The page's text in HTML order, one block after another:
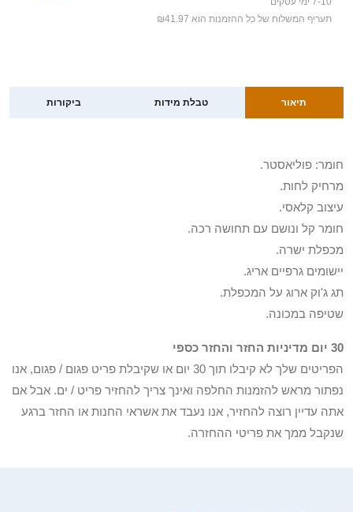
תעריף המשלוח של כל ההזמנות הוא ₪41.97
תיאור טבלת מידות ביקורות
חומר: פוליאסטר.
מרחיק לחות.
עיצוב קלאסי.
חומר קל ונושם עם תחושה רכה.
מכפלת ישרה.
יישומים גרפיים אריג.
תג ג'וק ארוג על המכפלת.
שטיפה במכונה.
30 יום מדיניות החזר והחזר כספי
הפריטים שלך לא קיבלו תוך 30 יום או שקיבלת פריט פגום / פגום, אנו
נפתור מראש להזמנות החלפה ואינך צריך להחזיר פריט / ים. אבל אם
אתה עדיין רוצה להחזיר, אנו נעבד את אשראי החנות או החזר ברגע
שנקבל ממך את פריטי ההחזרה.